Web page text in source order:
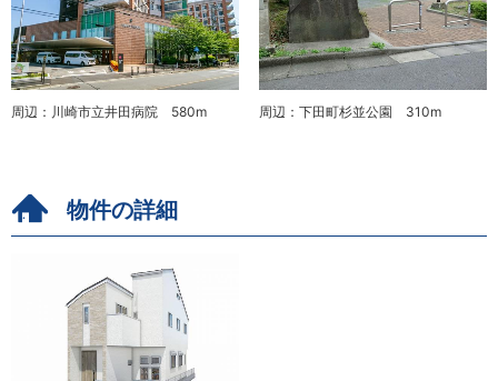
周辺：川崎市立井田病院 580m 周辺：下田町杉並公園 310m
物件の詳細